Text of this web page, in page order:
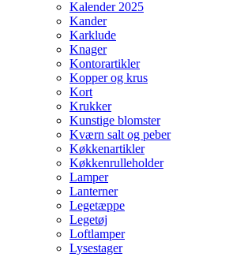
Kalender 2025
Kander
Karklude
Knager
Kontorartikler
Kopper og krus
Kort
Krukker
Kunstige blomster
Kværn salt og peber
Køkkenartikler
Køkkenrulleholder
Lamper
Lanterner
Legetæppe
Legetøj
Loftlamper
Lysestager